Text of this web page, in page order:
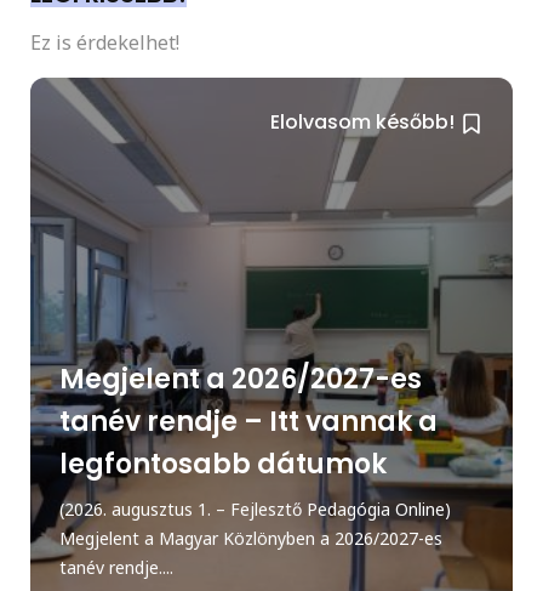
Ez is érdekelhet!
Elolvasom később!
Megjelent a 2026/2027-es
tanév rendje – Itt vannak a
legfontosabb dátumok
(2026. augusztus 1. – Fejlesztő Pedagógia Online)
Megjelent a Magyar Közlönyben a 2026/2027-es
tanév rendje....